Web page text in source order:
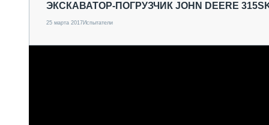
ЭКСКАВАТОР-ПОГРУЗЧИК JOHN DEERE
25 марта 2017Испытатели